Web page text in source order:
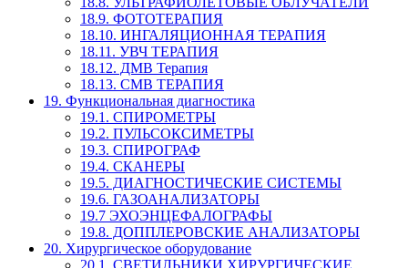
18.9. ФОТОТЕРАПИЯ
18.10. ИНГАЛЯЦИОННАЯ ТЕРАПИЯ
18.11. УВЧ ТЕРАПИЯ
18.12. ДМВ Терапия
18.13. СМВ ТЕРАПИЯ
19. Функциональная диагностика
19.1. СПИРОМЕТРЫ
19.2. ПУЛЬСОКСИМЕТРЫ
19.3. СПИРОГРАФ
19.4. СКАНЕРЫ
19.5. ДИАГНОСТИЧЕСКИЕ СИСТЕМЫ
19.6. ГАЗОАНАЛИЗАТОРЫ
19.7 ЭХОЭНЦЕФАЛОГРАФЫ
19.8. ДОППЛЕРОВСКИЕ АНАЛИЗАТОРЫ
20. Хирургическое оборудование
20.1. СВЕТИЛЬНИКИ ХИРУРГИЧЕСКИЕ